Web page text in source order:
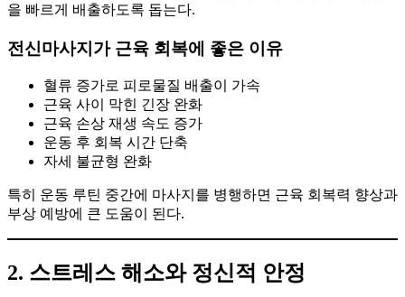
을 빠르게 배출하도록 돕는다.
전신마사지가 근육 회복에 좋은 이유
혈류 증가로 피로물질 배출이 가속
근육 사이 막힌 긴장 완화
근육 손상 재생 속도 증가
운동 후 회복 시간 단축
자세 불균형 완화
특히 운동 루틴 중간에 마사지를 병행하면 근육 회복력 향상과
부상 예방에 큰 도움이 된다.
2. 스트레스 해소와 정신적 안정